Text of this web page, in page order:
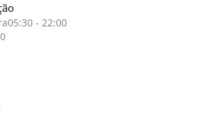
05:30 - 22:00